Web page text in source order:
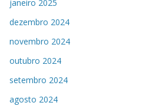
janeiro 2025
dezembro 2024
novembro 2024
outubro 2024
setembro 2024
agosto 2024